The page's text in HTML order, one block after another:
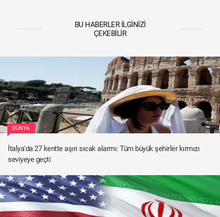
BU HABERLER İLGINIZI
ÇEKEBILIR
DÜNYA
İtalya'da 27 kentte aşırı sıcak alarmı: Tüm büyük şehirler kırmızı
seviyeye geçti